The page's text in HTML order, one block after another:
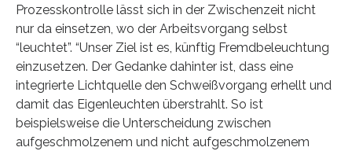
Prozesskontrolle lässt sich in der Zwischenzeit nicht
nur da einsetzen, wo der Arbeitsvorgang selbst
“leuchtet”. “Unser Ziel ist es, künftig Fremdbeleuchtung
einzusetzen. Der Gedanke dahinter ist, dass eine
integrierte Lichtquelle den Schweißvorgang erhellt und
damit das Eigenleuchten überstrahlt. So ist
beispielsweise die Unterscheidung zwischen
aufgeschmolzenem und nicht aufgeschmolzenem